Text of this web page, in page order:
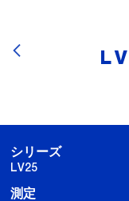
シリーズ
LV25
測定